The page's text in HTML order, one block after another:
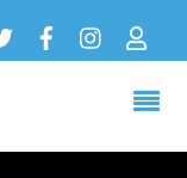
Twitter FacebookInstagram